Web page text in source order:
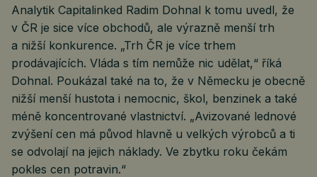
Analytik Capitalinked Radim Dohnal k tomu uvedl, že
v ČR je sice více obchodů, ale výrazně menší trh
a nižší konkurence. „Trh ČR je více trhem
prodávajících. Vláda s tím nemůže nic udělat,“ říká
Dohnal. Poukázal také na to, že v Německu je obecně
nižší menší hustota i nemocnic, škol, benzinek a také
méně koncentrované vlastnictví. „Avizované lednové
zvýšení cen má původ hlavně u velkých výrobců a ti
se odvolají na jejich náklady. Ve zbytku roku čekám
pokles cen potravin.“